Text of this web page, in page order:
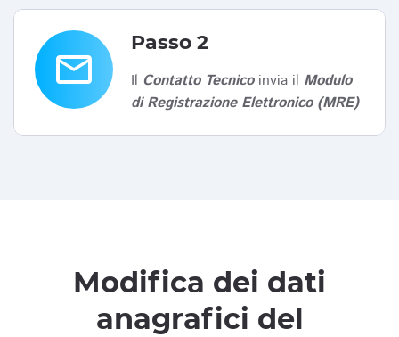
email
Passo 2
Il Contatto Tecnicoinvia il Modulo
di Registrazione Elettronico (MRE)
Modifica dei dati
anagrafici del